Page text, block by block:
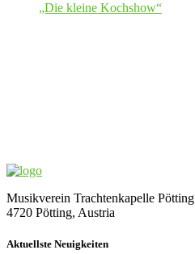
„Die kleine Kochshow“
Musikverein Trachtenkapelle Pötting
4720 Pötting, Austria
Aktuellste Neuigkeiten